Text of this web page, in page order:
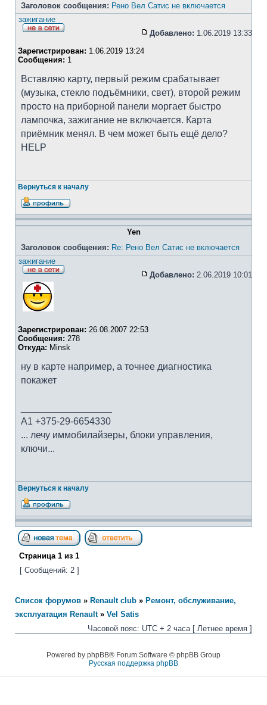
Заголовок сообщения: Рено Вел Сатис не включается
зажигание
Добавлено: 1.06.2019 13:33
Зарегистрирован: 1.06.2019 13:24
Сообщения: 1
Вставляю карту, первый режим срабатывает
(музыка, стекло подъёмники, свет), второй режим
просто на приборной панели моргает быстро
лампочка, зажигание не включается. Карта
приёмник менял. В чем может быть ещё дело?
HELP
Вернуться к началу
Yen
Заголовок сообщения: Re: Рено Вел Сатис не включается
зажигание
Добавлено: 2.06.2019 10:01
Зарегистрирован: 26.08.2007 22:53
Сообщения: 278
Откуда: Minsk
ну в карте например, а точнее диагностика
покажет
A1 +375-29-6654330
... лечу иммобилайзеры, блоки управления,
ключи...
Вернуться к началу
Страница 1 из 1
[ Сообщений: 2 ]
Список форумов » Renault club » Ремонт, обслуживание,
эксплуатация Renault» Vel Satis
Часовой пояс: UTC + 2 часа [ Летнее время ]
Powered by phpBB® Forum Software © phpBB Group
Русская поддержка phpBB